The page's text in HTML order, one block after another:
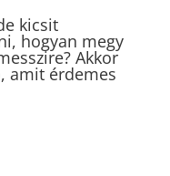
kicsit
hogyan megy
Akkor
amit érdemes